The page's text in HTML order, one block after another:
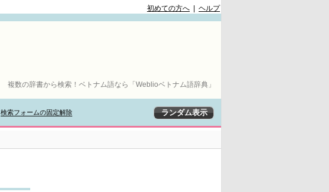
複数の辞書から検索！ベトナム語なら「Weblioベトナム語辞典」
初めての方へ ヘルプ
検索フォームの固定解除